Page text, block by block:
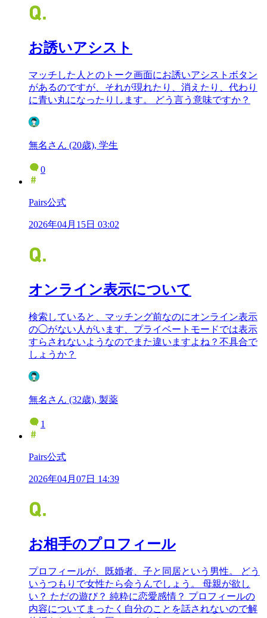
お誘いアシスト
マッチした人とのトーク画面にお誘いアシストボタン
があるのですが、それが現れたり、消えたり、代わり
に青い丸になったりします。 どう言う意味ですか？
無名さん (20歳), 学生
0
Pairs公式
2026年04月15日 03:02
オンライン表示について
検索していると、マッチング前なのにオンライン表示
の◯がない人がいます、プライベートモードでは表示
すらされないようなのでまた違いますよね？不具合で
しょうか？
無名さん (32歳), 製薬
1
Pairs公式
2026年04月07日 14:39
お相手のプロフィール
プロフィールが、既婚者、子と同居という男性。 どう
いうつもりで女性たら会うんでしょう。 母親が欲し
い？ ただの遊び？ 純粋に恋愛感情？ プロフィールの
内容についてまったく自分のことを話されないので解